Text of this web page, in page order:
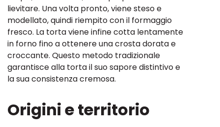
lievitare. Una volta pronto, viene steso e
modellato, quindi riempito con il formaggio
fresco. La torta viene infine cotta lentamente
in forno fino a ottenere una crosta dorata e
croccante. Questo metodo tradizionale
garantisce alla torta il suo sapore distintivo e
la sua consistenza cremosa.
Origini e territorio